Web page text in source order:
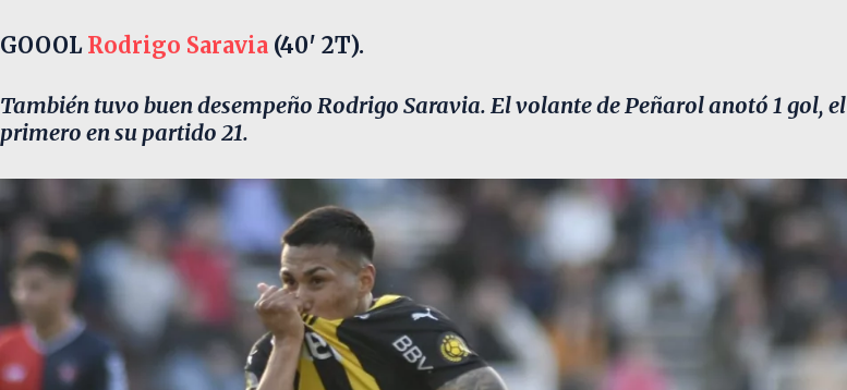
GOOOL Rodrigo Saravia (40′ 2T).
También tuvo buen desempeño Rodrigo Saravia. El volante de Peñarol anotó 1 gol, el
primero en su partido 21.